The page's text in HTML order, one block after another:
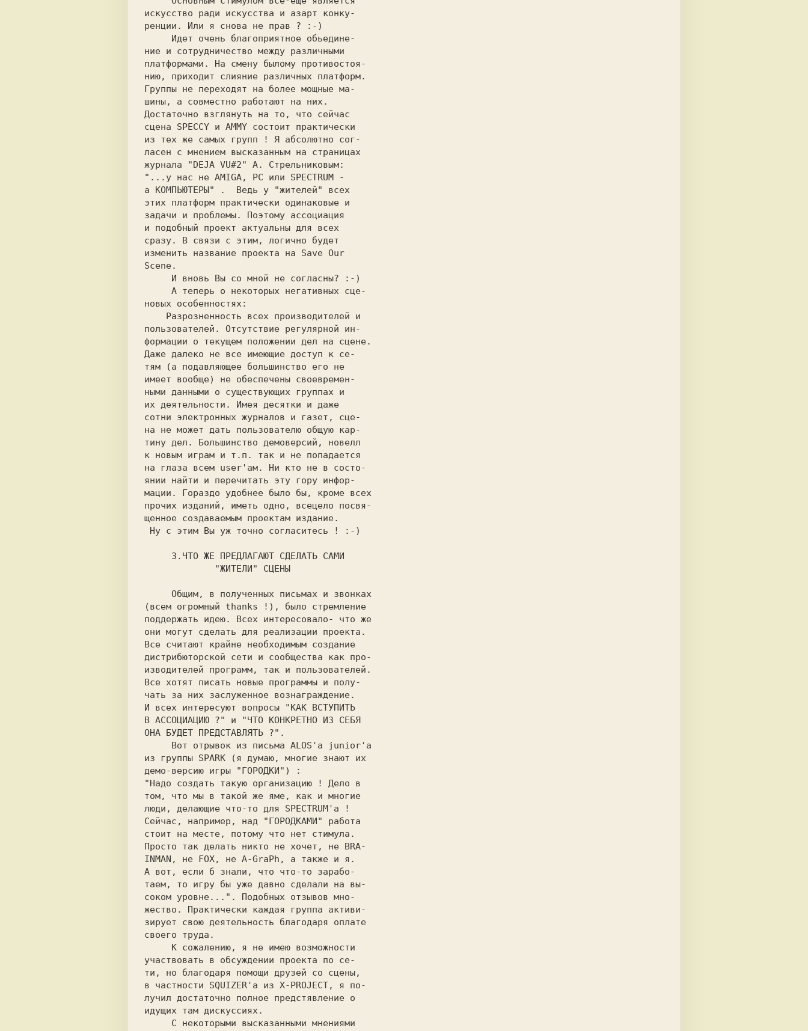
искусство ради искусства и азарт конку-
ренции. Или я снова не прав ? :-)
ние и сотрудничество между различными
платформами. На смену былому противостоя-
нию, приходит слияние различных платформ.
Группы не переходят на более мощные ма-
шины, а совместно работают на них.
Достаточно взглянуть на то, что сейчас
сцена SPECCY и AMMY состоит практически
из тех же самых групп ! Я абсолютно сог-
ласен с мнением высказанным на страницах
журнала "DEJA VU#2" А. Стрельниковым:
а КОМПЬЮТЕРЫ" .  Ведь у "жителей" всех
этих платформ практически одинаковые и
задачи и проблемы. Поэтому ассоциация
и подобный проект актуальны для всех
сразу. В связи с этим, логично будет
изменить название проекта на Save Our
Scene.
новых особенностях:
пользователей. Отсутствие регулярной ин-
формации о текущем положении дел на сцене.
Даже далеко не все имеющие доступ к се-
тям (а подавляющее большинство его не
имеет вообще) не обеспечены своевремен-
ными данными о существующих группах и
их деятельности. Имея десятки и даже
сотни электронных журналов и газет, сце-
на не может дать пользователю общую кар-
тину дел. Большинство демоверсий, новелл
на глаза всем user'ам. Ни кто не в состо-
янии найти и перечитать эту гору инфор-
мации. Гораздо удобнее было бы, кроме всех
прочих изданий, иметь одно, всецело посвя-
щенное создаваемым проектам издание.
     3.ЧТО ЖЕ ПРЕДЛАГАЮТ СДЕЛАТЬ САМИ
             "ЖИТЕЛИ" СЦЕНЫ
(всем огромный thanks !), было стремление
поддержать идею. Всех интересовало- что же
они могут сделать для реализации проекта.
Все считают крайне необходимым создание
дистрибюторской сети и сообщества как про-
изводителей программ, так и пользователей.
Все хотят писать новые программы и полу-
чать за них заслуженное вознаграждение.
И всех интересуют вопросы "КАК ВСТУПИТЬ
В АССОЦИАЦИЮ ?" и "ЧТО КОНКРЕТНО ИЗ СЕБЯ
из группы SPARK (я думаю, многие знают их
демо-версию игры "ГОРОДКИ") :
"Надо создать такую организацию ! Дело в
том, что мы в такой же яме, как и многие
люди, делающие что-то для SPECTRUM'а !
Сейчас, например, над "ГОРОДКАМИ" работа
стоит на месте, потому что нет стимула.
Просто так делать никто не хочет, не BRA-
INMAN, не FOX, не A-GraPh, а также и я.
А вот, если б знали, что что-то зарабо-
таем, то игру бы уже давно сделали на вы-
соком уровне...". Подобных отзывов мно-
жество. Практически каждая группа активи-
зирует свою деятельность благодаря оплате
своего труда.
участвовать в обсуждении проекта по се-
ти, но благодаря помощи друзей со сцены,
в частности SQUIZER'а из X-PROJECT, я по-
лучил достаточно полное предстявление о